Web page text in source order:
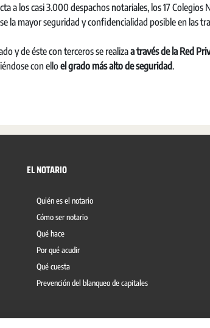
a los casi 3.000 despachos notariales, los 17 Colegios
la mayor seguridad y confidencialidad posible en las
y de éste con terceros se realizaa través de la Red
con elloel grado más alto de seguridad.
EL NOTARIO
Quién es el notario
Cómo ser notario
Qué hace
Por qué acudir
Qué cuesta
Prevención del blanqueo de capitales